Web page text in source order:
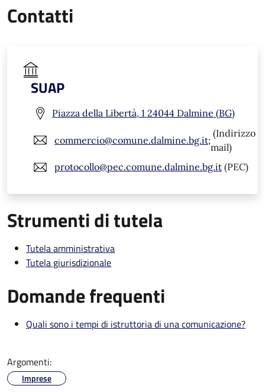
Contatti
SUAP
Piazza della Libertà, 1 24044 Dalmine (BG)
commercio@comune.dalmine.bg.it;
(Indirizzo
mail)
protocollo@pec.comune.dalmine.bg.it (PEC)
Strumenti di tutela
Tutela amministrativa
Tutela giurisdizionale
Domande frequenti
Quali sono i tempi di istruttoria di una comunicazione?
Argomenti:
Imprese